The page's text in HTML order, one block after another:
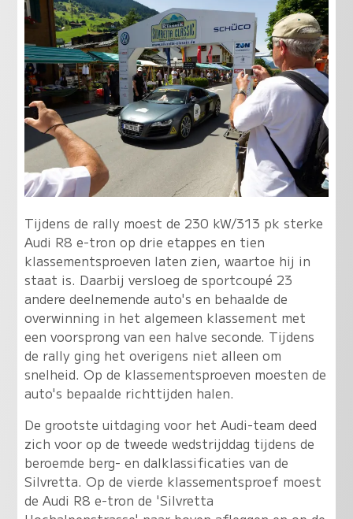
Tijdens de rally moest de 230 kW/313 pk sterke
Audi R8 e-tron op drie etappes en tien
klassementsproeven laten zien, waartoe hij in
staat is. Daarbij versloeg de sportcoupé 23
andere deelnemende auto's en behaalde de
overwinning in het algemeen klassement met
een voorsprong van een halve seconde. Tijdens
de rally ging het overigens niet alleen om
snelheid. Op de klassementsproeven moesten de
auto's bepaalde richttijden halen.
De grootste uitdaging voor het Audi-team deed
zich voor op de tweede wedstrijddag tijdens de
beroemde berg- en dalklassificaties van de
Silvretta. Op de vierde klassementsproef moest
de Audi R8 e-tron de 'Silvretta